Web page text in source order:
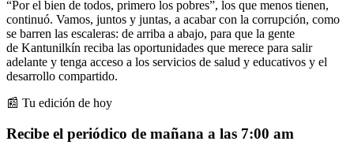
“Por el bien de todos, primero los pobres”, los que menos tienen,
continuó. Vamos, juntos y juntas, a acabar con la corrupción, como
se barren las escaleras: de arriba a abajo, para que la gente
de Kantunilkín reciba las oportunidades que merece para salir
adelante y tenga acceso a los servicios de salud y educativos y el
desarrollo compartido.
📰 Tu edición de hoy
Recibe el periódico de mañana a las 7:00 am